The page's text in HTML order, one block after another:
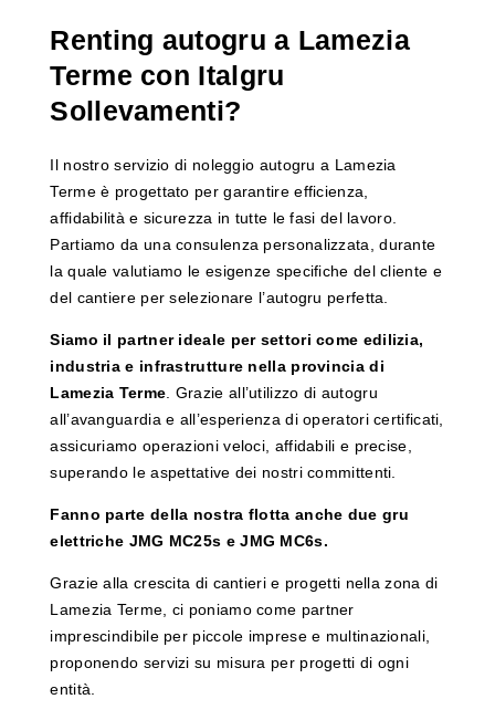
Renting autogru a Lamezia
Terme con Italgru
Sollevamenti?
Il nostro servizio di noleggio autogru a Lamezia
Terme è progettato per garantire efficienza,
affidabilità e sicurezza in tutte le fasi del lavoro.
Partiamo da una consulenza personalizzata, durante
la quale valutiamo le esigenze specifiche del cliente e
del cantiere per selezionare l’autogru perfetta.
Siamo il partner ideale per settori come edilizia,
industria e infrastrutture nella provincia di
Lamezia Terme . Grazie all’utilizzo di autogru
all’avanguardia e all’esperienza di operatori certificati,
assicuriamo operazioni veloci, affidabili e precise,
superando le aspettative dei nostri committenti.
Fanno parte della nostra flotta anche due gru
elettriche JMG MC25s e JMG MC6s.
Grazie alla crescita di cantieri e progetti nella zona di
Lamezia Terme, ci poniamo come partner
imprescindibile per piccole imprese e multinazionali,
proponendo servizi su misura per progetti di ogni
entità.